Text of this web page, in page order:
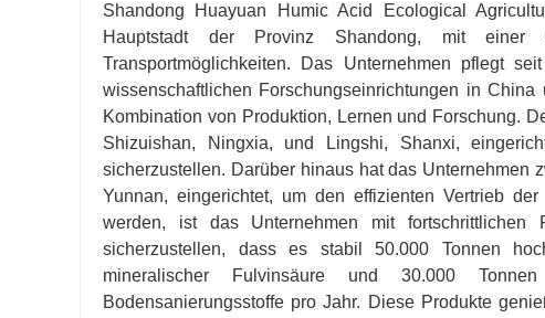
Shandong Huayuan Humic Acid Ecological
Hauptstadt der Provinz Shandong, mit einer
Transportmöglichkeiten. Das Unternehmen pflegt
wissenschaftlichen Forschungseinrichtungen in
Kombination von Produktion, Lernen und Forschung.
Shizuishan, Ningxia, und Lingshi, Shanxi,
sicherzustellen. Darüber hinaus hat das Unternehmen
Yunnan, eingerichtet, um den effizienten Vertrieb
werden, ist das Unternehmen mit fortschrittlichen
sicherzustellen, dass es stabil 50.000 Tonnen
mineralischer Fulvinsäure und 30.000
Bodensanierungsstoffe pro Jahr. Diese Produkte